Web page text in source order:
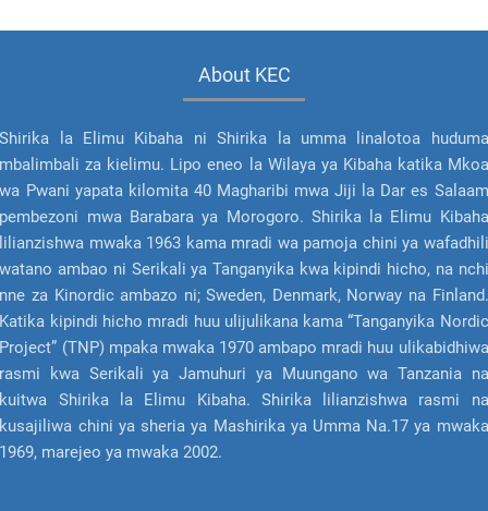
About KEC
Shirika la Elimu Kibaha ni Shirika la umma linalotoa huduma
mbalimbali za kielimu. Lipo eneo la Wilaya ya Kibaha katika Mkoa
wa Pwani yapata kilomita 40 Magharibi mwa Jiji la Dar es Salaam
pembezoni mwa Barabara ya Morogoro. Shirika la Elimu Kibaha
lilianzishwa mwaka 1963 kama mradi wa pamoja chini ya wafadhili
watano ambao ni Serikali ya Tanganyika kwa kipindi hicho, na nchi
nne za Kinordic ambazo ni; Sweden, Denmark, Norway na Finland.
Katika kipindi hicho mradi huu ulijulikana kama “Tanganyika Nordic
Project” (TNP) mpaka mwaka 1970 ambapo mradi huu ulikabidhiwa
rasmi kwa Serikali ya Jamuhuri ya Muungano wa Tanzania na
kuitwa Shirika la Elimu Kibaha. Shirika lilianzishwa rasmi na
kusajiliwa chini ya sheria ya Mashirika ya Umma Na.17 ya mwaka
1969, marejeo ya mwaka 2002.